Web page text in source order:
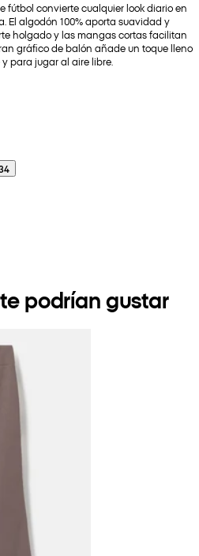
fútbol convierte cualquier look diario en
El algodón 100% aporta suavidad y
holgado y las mangas cortas facilitan
gráfico de balón añade un toque lleno
para jugar al aire libre.
podrían gustar